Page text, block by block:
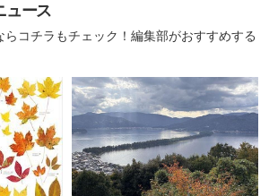
ュース
らコチラもチェック！編集部がおすすめする